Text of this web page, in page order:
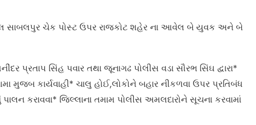
સાબલપુર ચેક પોસ્ટ ઉપર રાજકોટ શહેર ના આવેલ બે યુવક અને બે
પ્રતાપ સિંહ પવાર તથા જૂનાગઢ પોલીસ વડા સૌરભ સિંઘ દ્વારા*
મુજબ કાર્યવાહી* ચાલુ હોઈ,લોકોને બહાર નીકળવા ઉપર પ્રતિબંધ
કરાવવા* જિલ્લાના તમામ પોલીસ અમલદારોને સૂચના કરવામાં